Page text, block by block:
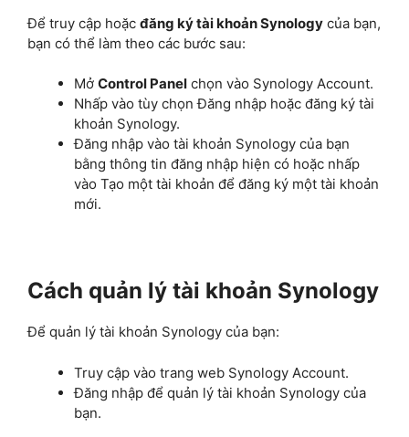
Để truy cập hoặc đăng ký tài khoản Synology của bạn,
bạn có thể làm theo các bước sau:
Mở Control Panel chọn vào Synology Account.
Nhấp vào tùy chọn Đăng nhập hoặc đăng ký tài
khoản Synology.
Đăng nhập vào tài khoản Synology của bạn
bằng thông tin đăng nhập hiện có hoặc nhấp
vào Tạo một tài khoản để đăng ký một tài khoản
mới.
Cách quản lý tài khoản Synology
Để quản lý tài khoản Synology của bạn:
Truy cập vào trang web Synology Account.
Đăng nhập để quản lý tài khoản Synology của
bạn.